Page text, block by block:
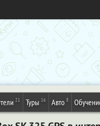
21 Туры 16 Авто 8